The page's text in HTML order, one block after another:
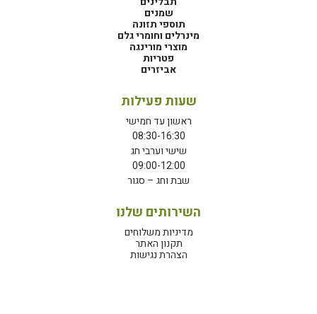
שמנים
תוספי תזונה
מינרלים וחומרי גלם
מוצרי מורינגה
פטריות
אביזרים
שעות פעילות
ראשון עד חמישי
08:30-16:30
שישי וערבי חג
09:00-12:00
שבת וחג – סגור
השירותים שלנו
מדיניות משלוחים
תקנון האתר
הצהרת נגישות